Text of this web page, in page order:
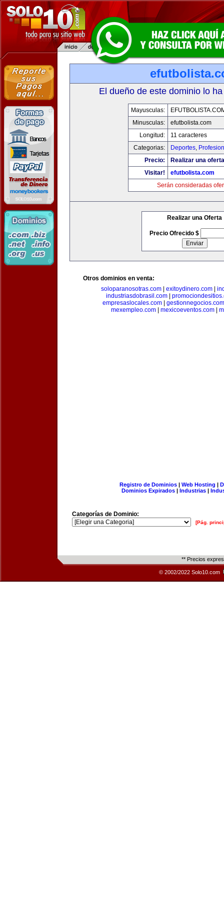
El dueño de este dominio lo
Mayusculas:
Minusculas:
efutbolista.com
Longitud:
11 caracteres
Categorias:
Deportes,
Precio:
Realizar una
Visitar!
efutbolista.com
Serán consideradas
Realizar una Oferta
Precio Ofrecido $
Otros dominios en venta:
soloparanosotras.com
exitoydinero.com
industriasdobrasil.com|
empresaslocales.com| gestionnegocios.com
mexempleo.com| mexicoeventos.com|
Registro de Dominios| Web Hosting |
Dominios Expirados | Industrias |
Categorías de Dominio:
[Pág.
** Precios
© 2002/2022 Solo10.com